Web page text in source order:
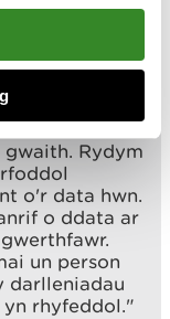
a chyrff
Rydym
o'r data hwn.
o ddata ar
un person
darlleniadau
rhyfeddol."